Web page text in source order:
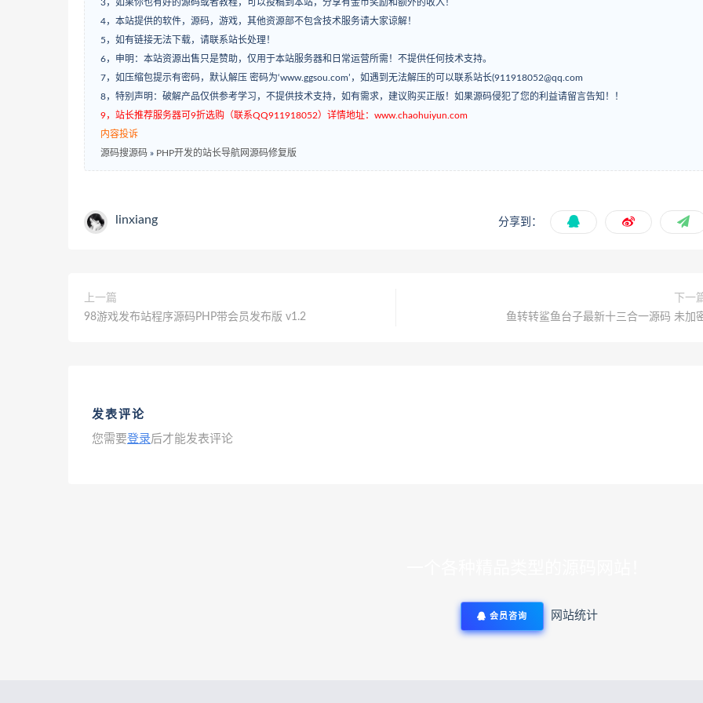
3，如果你也有好的源码或者教程，可以投稿到本站，分享有金币奖励和额外的收入！
4，本站提供的软件，源码，游戏，其他资源部不包含技术服务请大家谅解！
5，如有链接无法下载，请联系站长处理！
6，申明：本站资源出售只是赞助，仅用于本站服务器和日常运营所需！不提供任何技术支持。
7，如压缩包提示有密码，默认解压 密码为‘www.ggsou.com’，如遇到无法解压的可以联系站长(911918052@qq.com
8，特别声明：破解产品仅供参考学习，不提供技术支持，如有需求，建议购买正版！如果源码侵犯了您的利益请留言告知！！
9，站长推荐服务器可9折选购（联系QQ911918052）详情地址：www.chaohuiyun.com
内容投诉
源码搜源码 » PHP开发的站长导航网源码修复版
linxiang 分享到：
上一篇
98游戏发布站程序源码PHP带会员发布版 v1.2
下一
鱼转转鲨鱼台子最新十三合一源码 未加
发表评论
您需要登录后才能发表评论
会员咨询 网站统计